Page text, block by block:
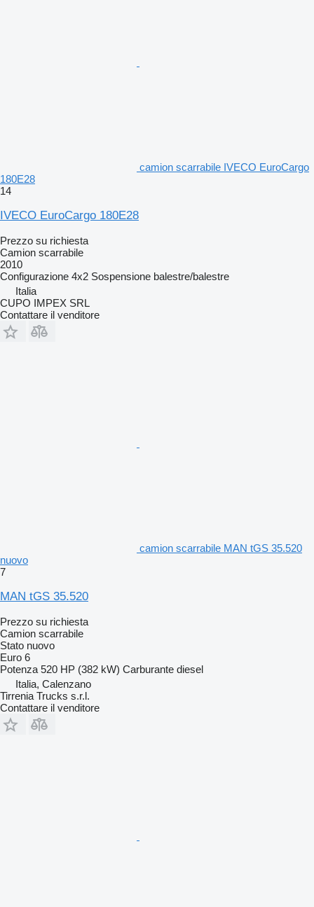
camion scarrabile IVECO EuroCargo
180E28
14
IVECO EuroCargo 180E28
Prezzo su richiesta
Camion scarrabile
2010
Configurazione 4x2 Sospensione balestre/balestre
Italia
CUPO IMPEX SRL
Contattare il venditore
camion scarrabile MAN tGS 35.520
nuovo
7
MAN tGS 35.520
Prezzo su richiesta
Camion scarrabile
Stato nuovo
Euro 6
Potenza 520 HP (382 kW) Carburante diesel
Italia, Calenzano
Tirrenia Trucks s.r.l.
Contattare il venditore